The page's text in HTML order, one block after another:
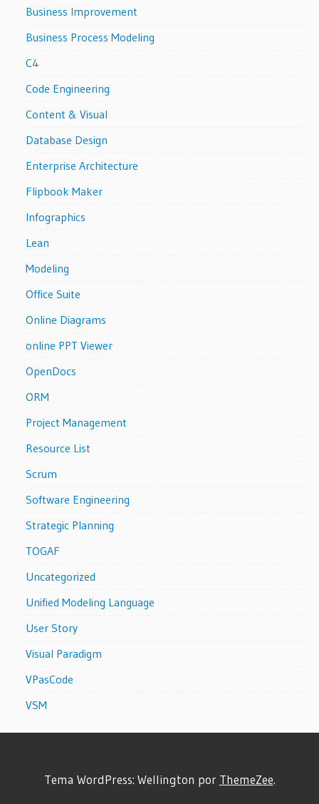
Business Improvement
Business Process Modeling
C4
Code Engineering
Content & Visual
Database Design
Enterprise Architecture
Flipbook Maker
Infographics
Lean
Modeling
Office Suite
Online Diagrams
online PPT Viewer
OpenDocs
ORM
Project Management
Resource List
Scrum
Software Engineering
Strategic Planning
TOGAF
Uncategorized
Unified Modeling Language
User Story
Visual Paradigm
VPasCode
VSM
Tema WordPress: Wellington por ThemeZee.